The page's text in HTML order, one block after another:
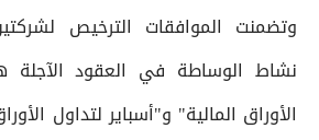
وتضمنت الموافقات الترخيص
نشاط الوساطة في العقود الآجلة
الأوراق المالية" و"أسباير لتداول